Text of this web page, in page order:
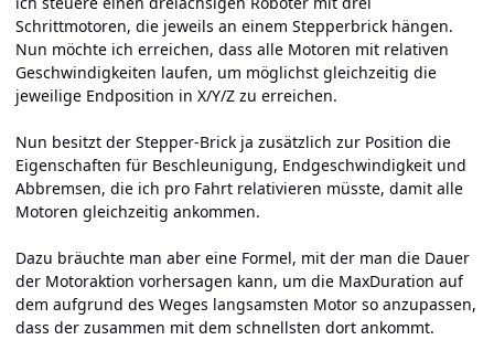
Schrittmotoren, die jeweils an einem Stepperbrick hängen.
Nun möchte ich erreichen, dass alle Motoren mit relativen
Geschwindigkeiten laufen, um möglichst gleichzeitig die
jeweilige Endposition in X/Y/Z zu erreichen.
Nun besitzt der Stepper-Brick ja zusätzlich zur Position die
Eigenschaften für Beschleunigung, Endgeschwindigkeit und
Abbremsen, die ich pro Fahrt relativieren müsste, damit alle
Motoren gleichzeitig ankommen.
Dazu bräuchte man aber eine Formel, mit der man die Dauer
der Motoraktion vorhersagen kann, um die MaxDuration auf
dem aufgrund des Weges langsamsten Motor so anzupassen,
dass der zusammen mit dem schnellsten dort ankommt.